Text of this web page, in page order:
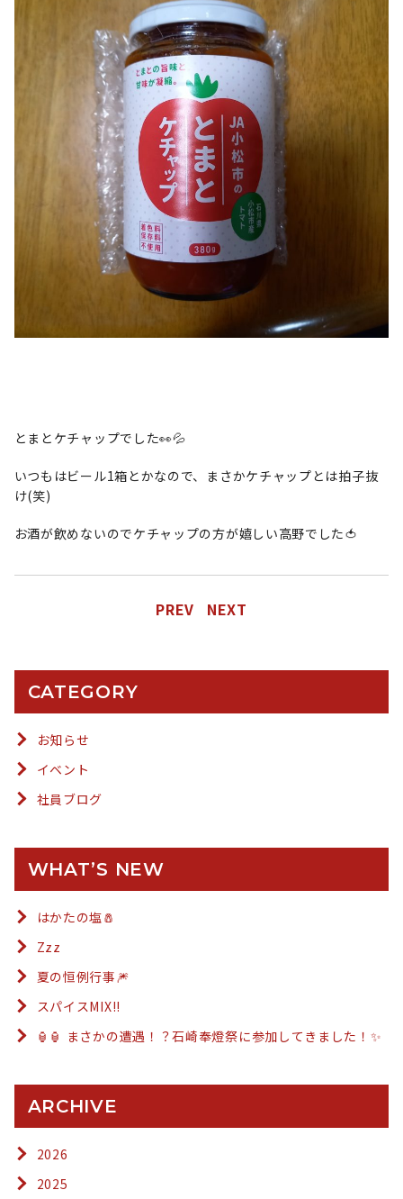
とまとケチャップでした👀💦
いつもはビール1箱とかなので、まさかケチャップとは拍子抜
け(笑)
お酒が飲めないのでケチャップの方が嬉しい高野でした🍅
PREV NEXT
CATEGORY
お知らせ
イベント
社員ブログ
WHAT’S NEW
はかたの塩🧂
Zzz
夏の恒例行事🎆
スパイスMIX!!
🏮🏮 まさかの遭遇！？石崎奉燈祭に参加してきました！✨
ARCHIVE
2026
2025